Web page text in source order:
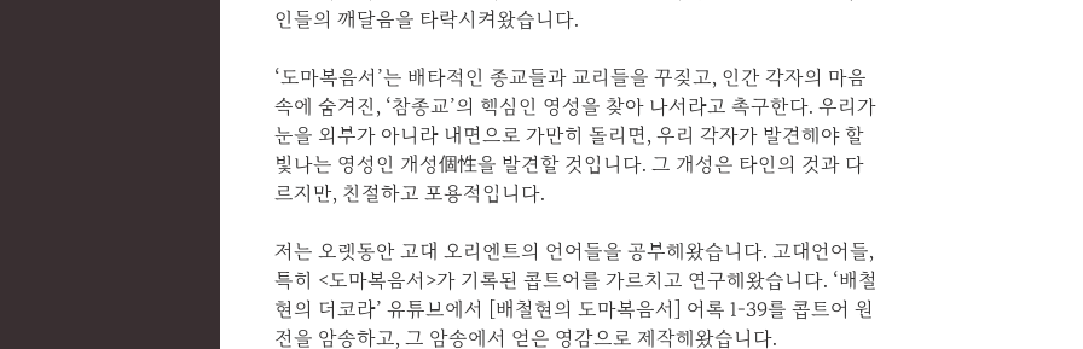
인들의 깨달음을 타락시켜왔습니다.
‘도마복음서’는 배타적인 종교들과 교리들을 꾸짖고, 인간 각자의 마음
속에 숨겨진, ‘참종교’의 핵심인 영성을 찾아 나서라고 촉구한다. 우리가
눈을 외부가 아니라 내면으로 가만히 돌리면, 우리 각자가 발견해야 할
빛나는 영성인 개성個性을 발견할 것입니다. 그 개성은 타인의 것과 다
르지만, 친절하고 포용적입니다.
저는 오랫동안 고대 오리엔트의 언어들을 공부해왔습니다. 고대언어들,
특히 <도마복음서>가 기록된 콥트어를 가르치고 연구해왔습니다. ‘배철
현의 더코라’ 유튜브에서 [배철현의 도마복음서] 어록 1-39를 콥트어 원
전을 암송하고, 그 암송에서 얻은 영감으로 제작해왔습니다.